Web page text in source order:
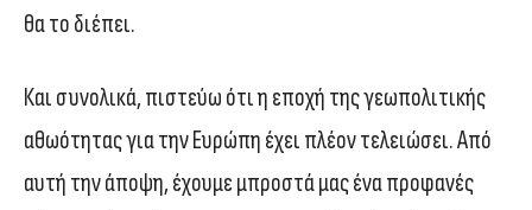
θα το διέπει.
Και συνολικά, πιστεύω ότι η εποχή της γεωπολιτικής
αθωότητας για την Ευρώπη έχει πλέον τελειώσει. Από
αυτή την άποψη, έχουμε μπροστά μας ένα προφανές